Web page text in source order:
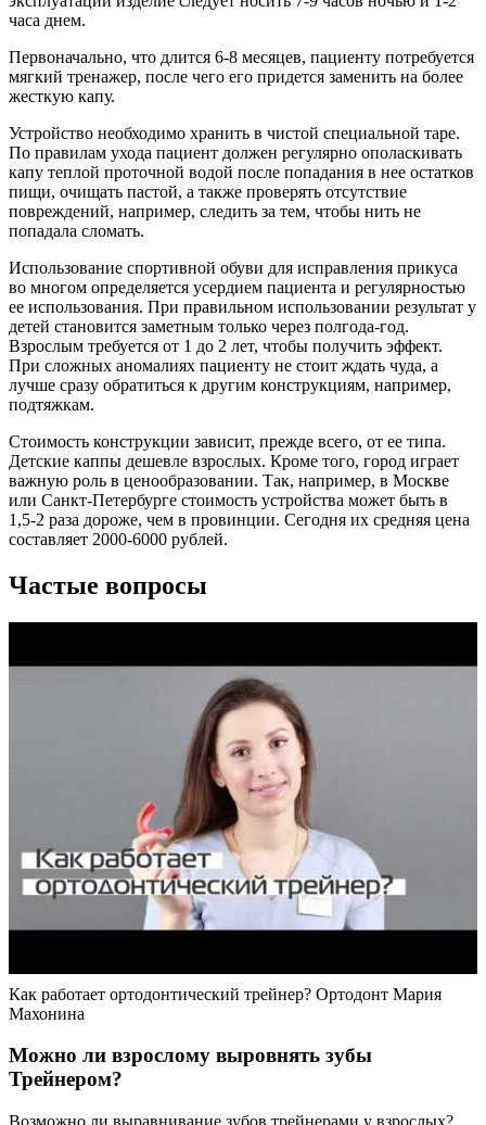
часа днем.
Первоначально, что длится 6-8 месяцев, пациенту потребуется
мягкий тренажер, после чего его придется заменить на более
жесткую капу.
Устройство необходимо хранить в чистой специальной таре.
По правилам ухода пациент должен регулярно ополаскивать
капу теплой проточной водой после попадания в нее остатков
пищи, очищать пастой, а также проверять отсутствие
повреждений, например, следить за тем, чтобы нить не
попадала сломать.
Использование спортивной обуви для исправления прикуса
во многом определяется усердием пациента и регулярностью
ее использования. При правильном использовании результат у
детей становится заметным только через полгода-год.
Взрослым требуется от 1 до 2 лет, чтобы получить эффект.
При сложных аномалиях пациенту не стоит ждать чуда, а
лучше сразу обратиться к другим конструкциям, например,
подтяжкам.
Стоимость конструкции зависит, прежде всего, от ее типа.
Детские каппы дешевле взрослых. Кроме того, город играет
важную роль в ценообразовании. Так, например, в Москве
или Санкт-Петербурге стоимость устройства может быть в
1,5-2 раза дороже, чем в провинции. Сегодня их средняя цена
составляет 2000-6000 рублей.
Частые вопросы
Как работает ортодонтический трейнер? Ортодонт Мария
Махонина
Можно ли взрослому выровнять зубы
Трейнером?